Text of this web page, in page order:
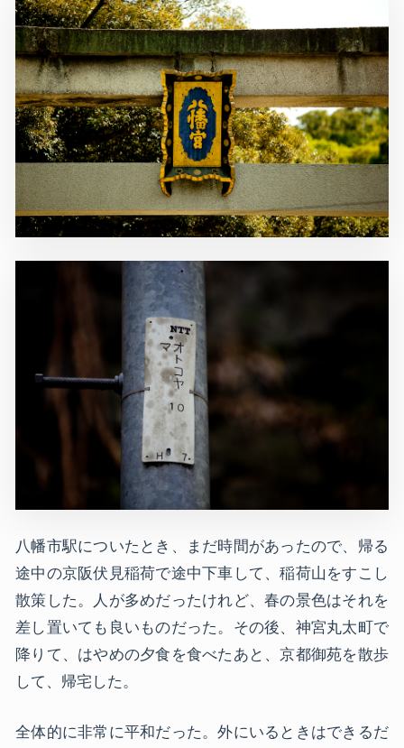
八幡市駅についたとき、まだ時間があったので、帰る
途中の京阪伏見稲荷で途中下車して、稲荷山をすこし
散策した。人が多めだったけれど、春の景色はそれを
差し置いても良いものだった。その後、神宮丸太町で
降りて、はやめの夕食を食べたあと、京都御苑を散歩
して、帰宅した。
全体的に非常に平和だった。外にいるときはできるだ